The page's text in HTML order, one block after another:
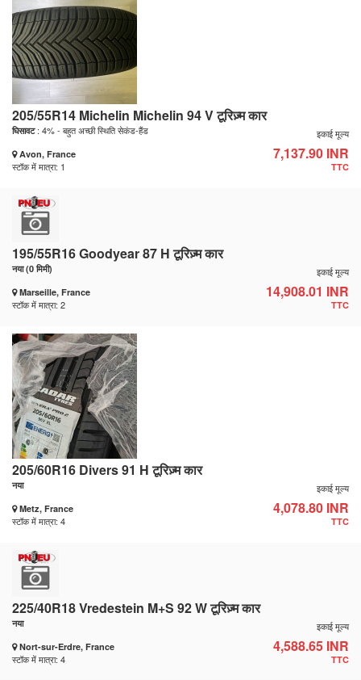
205/55R14 Michelin Michelin 94 V टूरिज़्म कार
घिसावट: 4% - बहुत अच्छी स्थिति सेकंड-हैंड
Avon, France
स्टॉक में मात्रा: 1
इकाई मूल्य
7,137.90 INR
TTC
195/55R16 Goodyear 87 H टूरिज़्म कार
नया (0 मिमी)
Marseille, France
स्टॉक में मात्रा: 2
इकाई मूल्य
14,908.01 INR
TTC
205/60R16 Divers 91 H टूरिज़्म कार
नया
Metz, France
स्टॉक में मात्रा: 4
इकाई मूल्य
4,078.80 INR
TTC
225/40R18 Vredestein M+S 92 W टूरिज़्म कार
नया
Nort-sur-Erdre, France
स्टॉक में मात्रा: 4
इकाई मूल्य
4,588.65 INR
TTC